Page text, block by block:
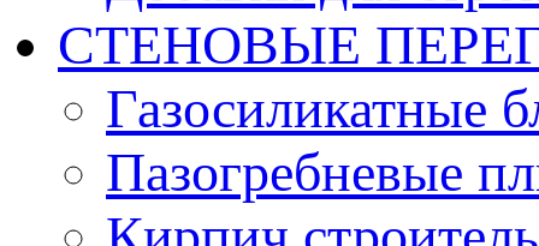
СТЕНОВЫЕ
Газосиликатные
Пазогребневые